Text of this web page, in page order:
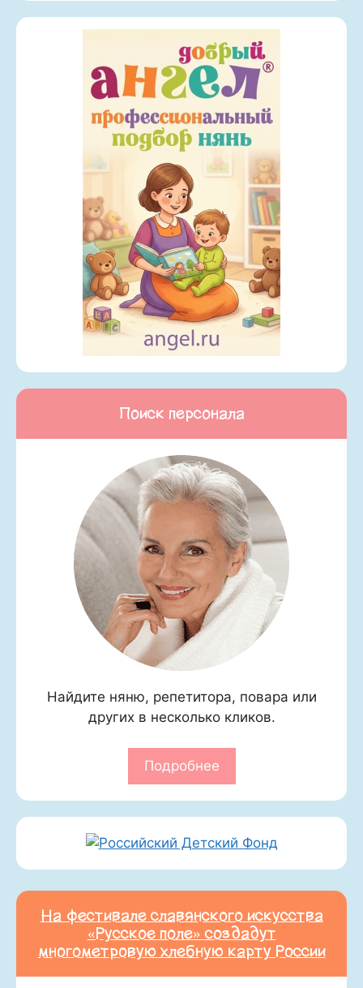
Поиск персонала
Найдите няню, репетитора, повара или
других в несколько кликов.
Подробнее
На фестивале славянского искусства
«Русское поле» создадут
многометровую хлебную карту России